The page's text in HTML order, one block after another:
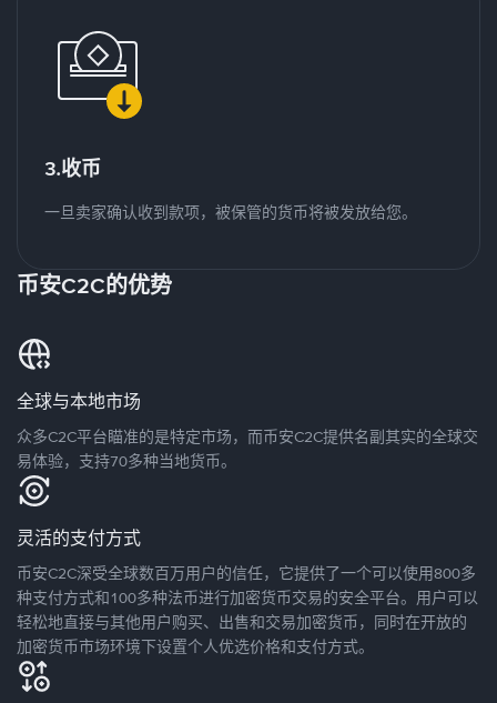
3.收币
一旦卖家确认收到款项，被保管的货币将被发放给您。
币安C2C的优势
全球与本地市场
众多C2C平台瞄准的是特定市场，而币安C2C提供名副其实的全球交
易体验，支持70多种当地货币。
灵活的支付方式
币安C2C深受全球数百万用户的信任，它提供了一个可以使用800多
种支付方式和100多种法币进行加密货币交易的安全平台。用户可以
轻松地直接与其他用户购买、出售和交易加密货币，同时在开放的
加密货币市场环境下设置个人优选价格和支付方式。